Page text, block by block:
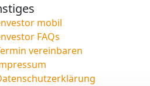
mobil
FAQs
vereinbaren